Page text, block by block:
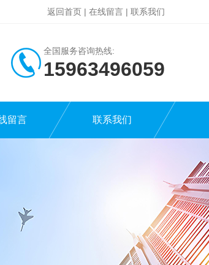
返回首页 | 在线留言 | 联系我们
全国服务咨询热线:
15963496059
留言 联系我们